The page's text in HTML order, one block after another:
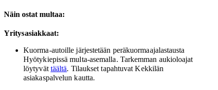
Näin ostat multaa:
Yritysasiakkaat:
Kuorma-autoille järjestetään peräkuormaajalastausta
Hyötykiepissä multa-asemalla. Tarkemman aukioloajat
löytyvättäältä. Tilaukset tapahtuvat Kekkilän
asiakaspalvelun kautta.